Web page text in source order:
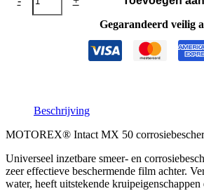
Intact
Gegarandeerd veilig
Beschrijving
MOTOREX® Intact MX 50
Universeel inzetbare smeer- en
zeer effectieve beschermende film achter.
water, heeft uitstekende